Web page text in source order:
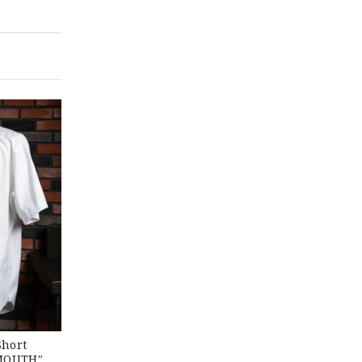
【Cooperstown Ball Cap】Made in USA Baseball Cap "1952 BIRMINGHAM BLACK BARONS" 新品 クーパーズタウンボールキャップ バーミングハムブラックバロンズ 6パネル